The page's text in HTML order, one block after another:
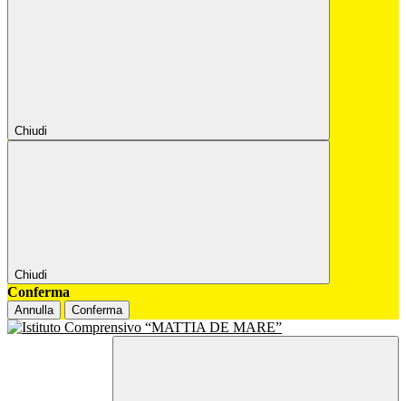
Chiudi
Chiudi
Conferma
Annulla Conferma